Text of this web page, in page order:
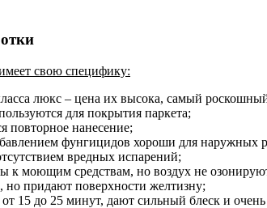
свою специфику:
люкс – цена их высока, самый
для покрытия паркета;
повторное нанесение;
фунгицидов хороши для наружных
вредных испарений;
к моющим средствам, но воздух не
придают поверхности желтизну;
15 до 25 минут, дают сильный блеск и